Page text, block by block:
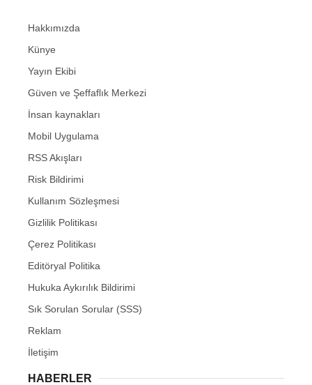
Hakkımızda
Künye
Yayın Ekibi
Güven ve Şeffaflık Merkezi
İnsan kaynakları
Mobil Uygulama
RSS Akışları
Risk Bildirimi
Kullanım Sözleşmesi
Gizlilik Politikası
Çerez Politikası
Editöryal Politika
Hukuka Aykırılık Bildirimi
Sık Sorulan Sorular (SSS)
Reklam
İletişim
HABERLER